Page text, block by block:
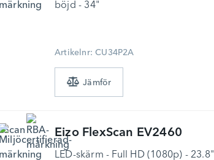
böjd - 34"
Artikelnr: CU34P2A
Eizo FlexScan EV2460
LED-skärm - Full HD (1080p) - 23.8"